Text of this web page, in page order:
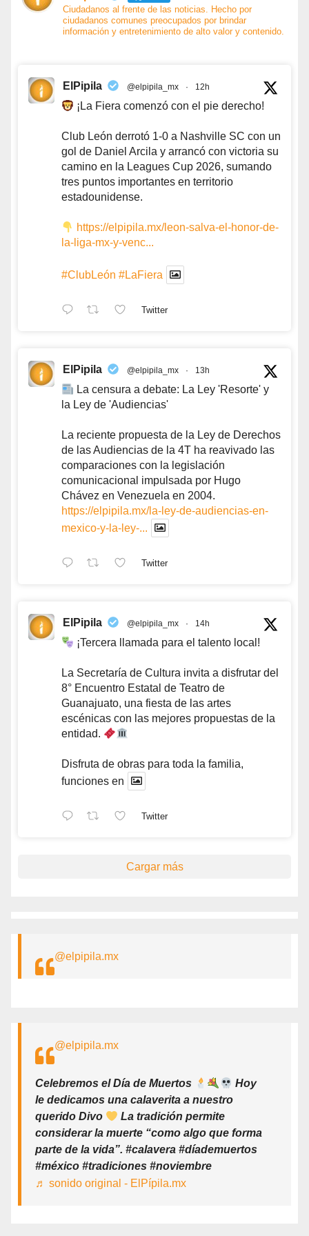
Ciudadanos al frente de las noticias. Hecho por
ciudadanos comunes preocupados por brindar
información y entretenimiento de alto valor y contenido.
ElPipila @elpipila_mx · 12h
¡La Fiera comenzó con el pie derecho!
Club León derrotó 1-0 a Nashville SC con un
gol de Daniel Arcila y arrancó con victoria su
camino en la Leagues Cup 2026, sumando
tres puntos importantes en territorio
estadounidense.
https://elpipila.mx/leon-salva-el-honor-de-
la-liga-mx-y-venc...
#ClubLeón #LaFiera
Twitter
ElPipila @elpipila_mx · 13h
La censura a debate: La Ley 'Resorte' y
la Ley de 'Audiencias'
La reciente propuesta de la Ley de Derechos
de las Audiencias de la 4T ha reavivado las
comparaciones con la legislación
comunicacional impulsada por Hugo
Chávez en Venezuela en 2004.
https://elpipila.mx/la-ley-de-audiencias-en-
mexico-y-la-ley-...
Twitter
ElPipila @elpipila_mx · 14h
¡Tercera llamada para el talento local!
La Secretaría de Cultura invita a disfrutar del
8° Encuentro Estatal de Teatro de
Guanajuato, una fiesta de las artes
escénicas con las mejores propuestas de la
entidad.
Disfruta de obras para toda la familia,
funciones en
Twitter
Cargar más
@elpipila.mx
@elpipila.mx
Celebremos el Día de Muertos
Hoy
le dedicamos una calaverita a nuestro
querido Divo
La tradición permite
considerar la muerte “como algo que forma
parte de la vida”. #calavera #díademuertos
#méxico #tradiciones #noviembre
♬ sonido original - ElPípila.mx